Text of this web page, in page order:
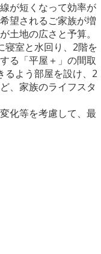
が短くなって効率が
望されるご家族が増
土地の広さと予算。
寝室と水回り、2階を
る「平屋＋」の間取
るよう部屋を設け、2
、家族のライフスタ
化等を考慮して、最